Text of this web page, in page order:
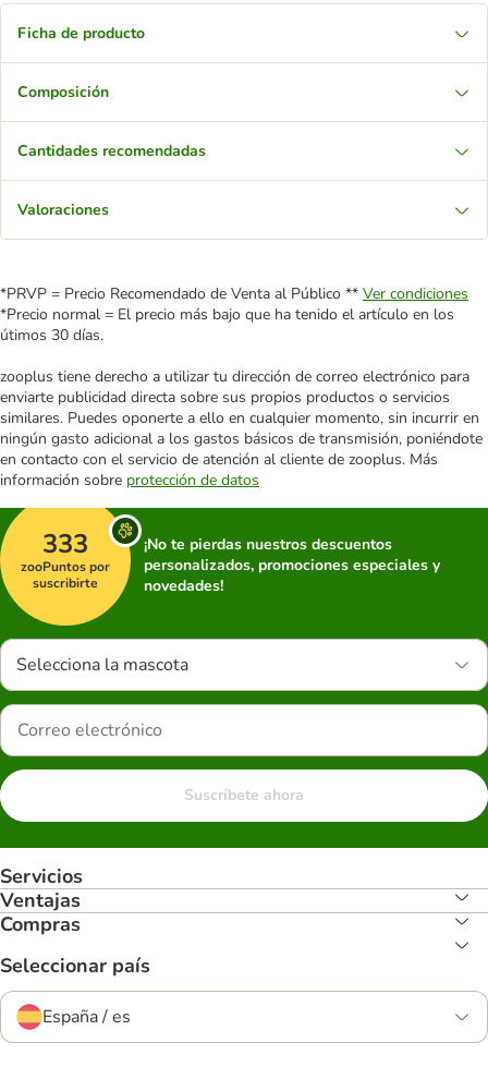
Ficha de producto
Composición
Cantidades recomendadas
Valoraciones
*PRVP = Precio Recomendado de Venta al Público ** Ver condiciones
*Precio normal = El precio más bajo que ha tenido el artículo en los
útimos 30 días.
zooplus tiene derecho a utilizar tu dirección de correo electrónico para
enviarte publicidad directa sobre sus propios productos o servicios
similares. Puedes oponerte a ello en cualquier momento, sin incurrir en
ningún gasto adicional a los gastos básicos de transmisión, poniéndote
en contacto con el servicio de atención al cliente de zooplus. Más
información sobre protección de datos
333
zooPuntos por
suscribirte
¡No te pierdas nuestros descuentos
personalizados, promociones especiales y
novedades!
Selecciona la mascota
Suscríbete ahora
Servicios
Ventajas
Compras
Seleccionar país
España / es